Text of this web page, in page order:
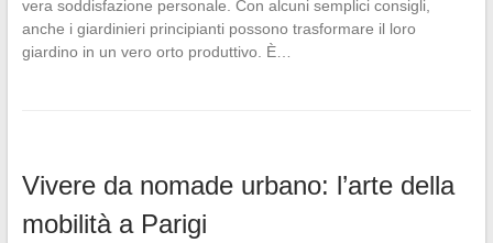
vera soddisfazione personale. Con alcuni semplici consigli,
anche i giardinieri principianti possono trasformare il loro
giardino in un vero orto produttivo. È…
Vivere da nomade urbano: l’arte della
mobilità a Parigi